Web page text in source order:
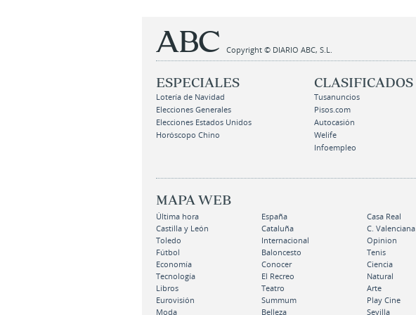
Copyright © DIARIO ABC, S.L.
ESPECIALES
Lotería de Navidad
Elecciones Generales
Elecciones Estados Unidos
Horóscopo Chino
CLASIFICADOS
Tusanuncios
Pisos.com
Autocasión
Welife
Infoempleo
MAPA WEB
Última hora España Casa Real
Castilla y León
Cataluña C. Valenciana
Toledo
Internacional Opinion
Fútbol
Baloncesto Tenis
Economía
Conocer Ciencia
Tecnología
El Recreo Natural
Libros
Teatro Arte
Eurovisión
Summum Play Cine
Moda
Belleza Sevilla